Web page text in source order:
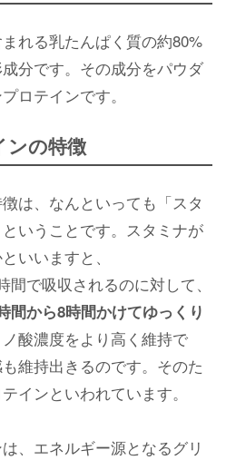
れる乳たんぱく質の約80%
分です。その成分をパウダ
ロテインです。
ンの特徴
は、なんといっても「スタ
いうことです。スタミナが
いいますと、
間で吸収されるのに対して、
間から8時間かけてゆっくり
酸濃度をより高く維持で
維持出きるのです。そのた
インといわれています。
、エネルギー源となるグリ